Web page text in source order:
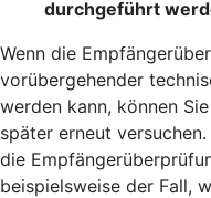
durchgeführt
Wenn die
vorübergehender
werden kann, können
später erneut
die
beispielsweise der Fall,